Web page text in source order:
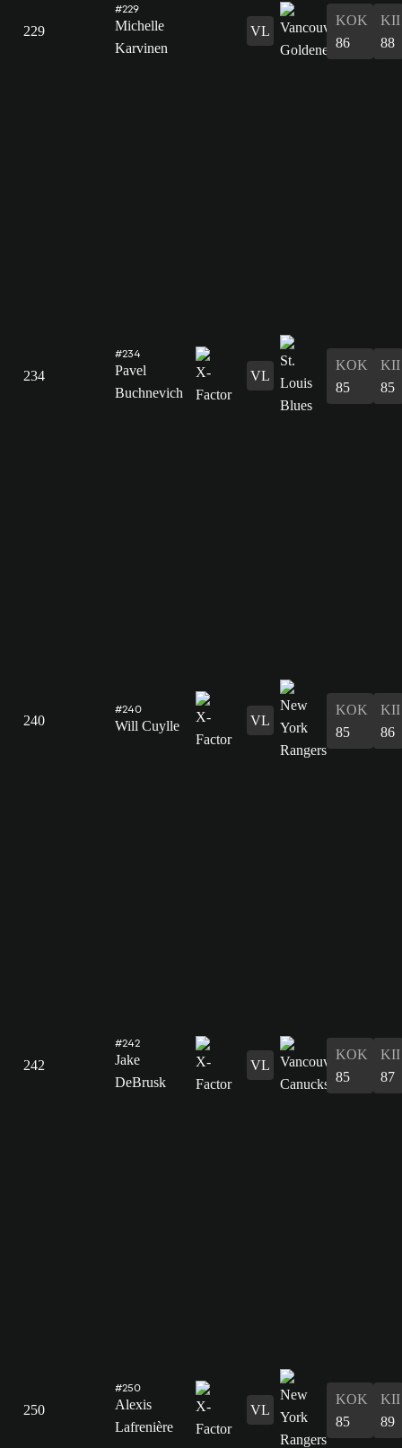
229
#229
Michelle
Karvinen
VL
KOK
86
KII
88
234
#234
Pavel
Buchnevich
VL
KOK
85
KII
85
240
#240
Will Cuylle VL
KOK
85
KII
86
242
#242
Jake
DeBrusk
VL
KOK
85
KII
87
250
#250
Alexis
Lafrenière
VL
KOK
85
KII
89